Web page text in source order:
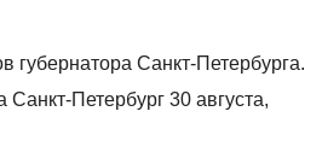
губернатора Санкт-Петербурга.
Петербург 30 августа,